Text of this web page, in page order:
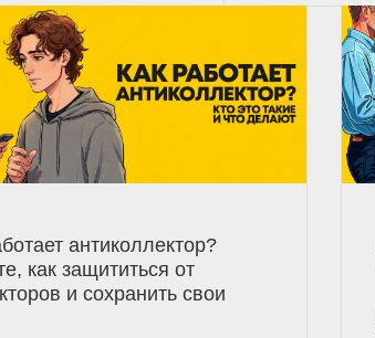
антиколлектор?
как защититься от
и сохранить свои